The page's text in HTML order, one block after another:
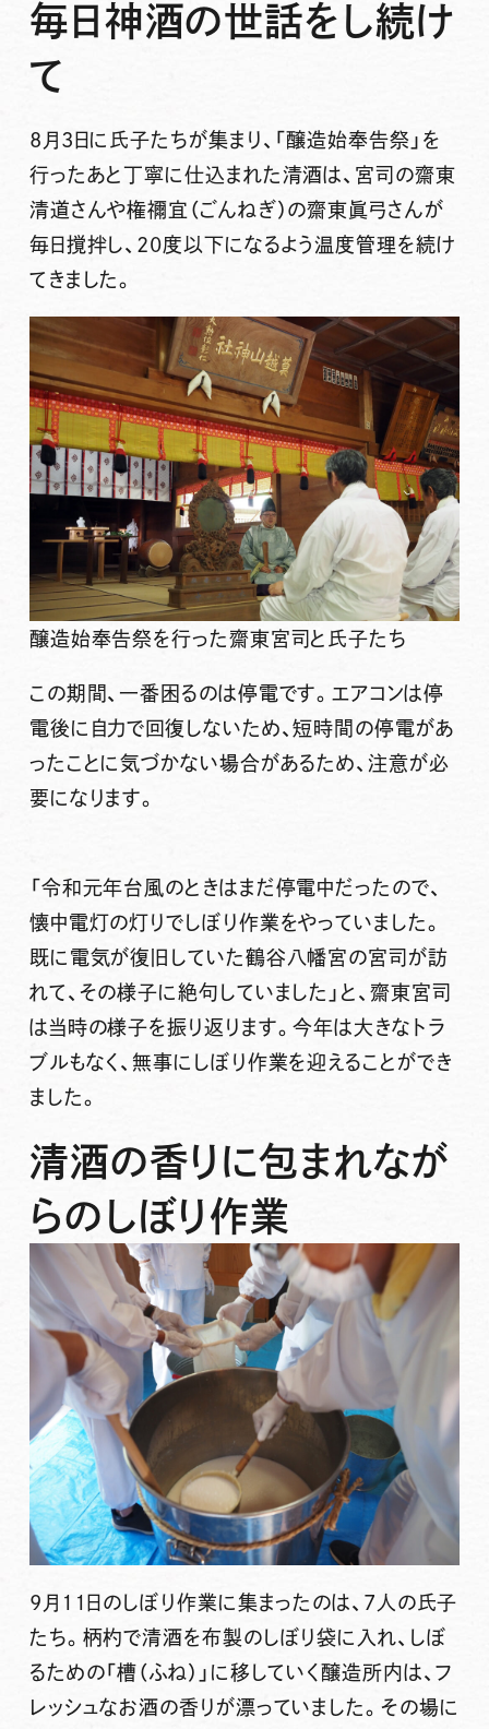
毎日神酒の世話をし続け
て
8月3日に氏子たちが集まり、「醸造始奉告祭」を
行ったあと丁寧に仕込まれた清酒は、宮司の齋東
清道さんや権禰宜（ごんねぎ）の齋東眞弓さんが
毎日撹拌し、20度以下になるよう温度管理を続け
てきました。
醸造始奉告祭を行った齋東宮司と氏子たち
この期間、一番困るのは停電です。エアコンは停
電後に自力で回復しないため、短時間の停電があ
ったことに気づかない場合があるため、注意が必
要になります。
「令和元年台風のときはまだ停電中だったので、
懐中電灯の灯りでしぼり作業をやっていました。
既に電気が復旧していた鶴谷八幡宮の宮司が訪
れて、その様子に絶句していました」と、齋東宮司
は当時の様子を振り返ります。今年は大きなトラ
ブルもなく、無事にしぼり作業を迎えることができ
ました。
清酒の香りに包まれなが
らのしぼり作業
9月11日のしぼり作業に集まったのは、7人の氏子
たち。柄杓で清酒を布製のしぼり袋に入れ、しぼ
るための「槽（ふね）」に移していく醸造所内は、フ
レッシュなお酒の香りが漂っていました。その場に